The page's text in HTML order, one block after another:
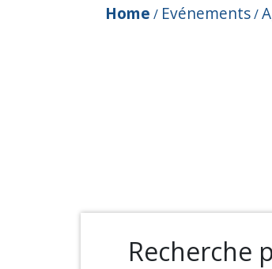
Home / Evénements/
Recherche